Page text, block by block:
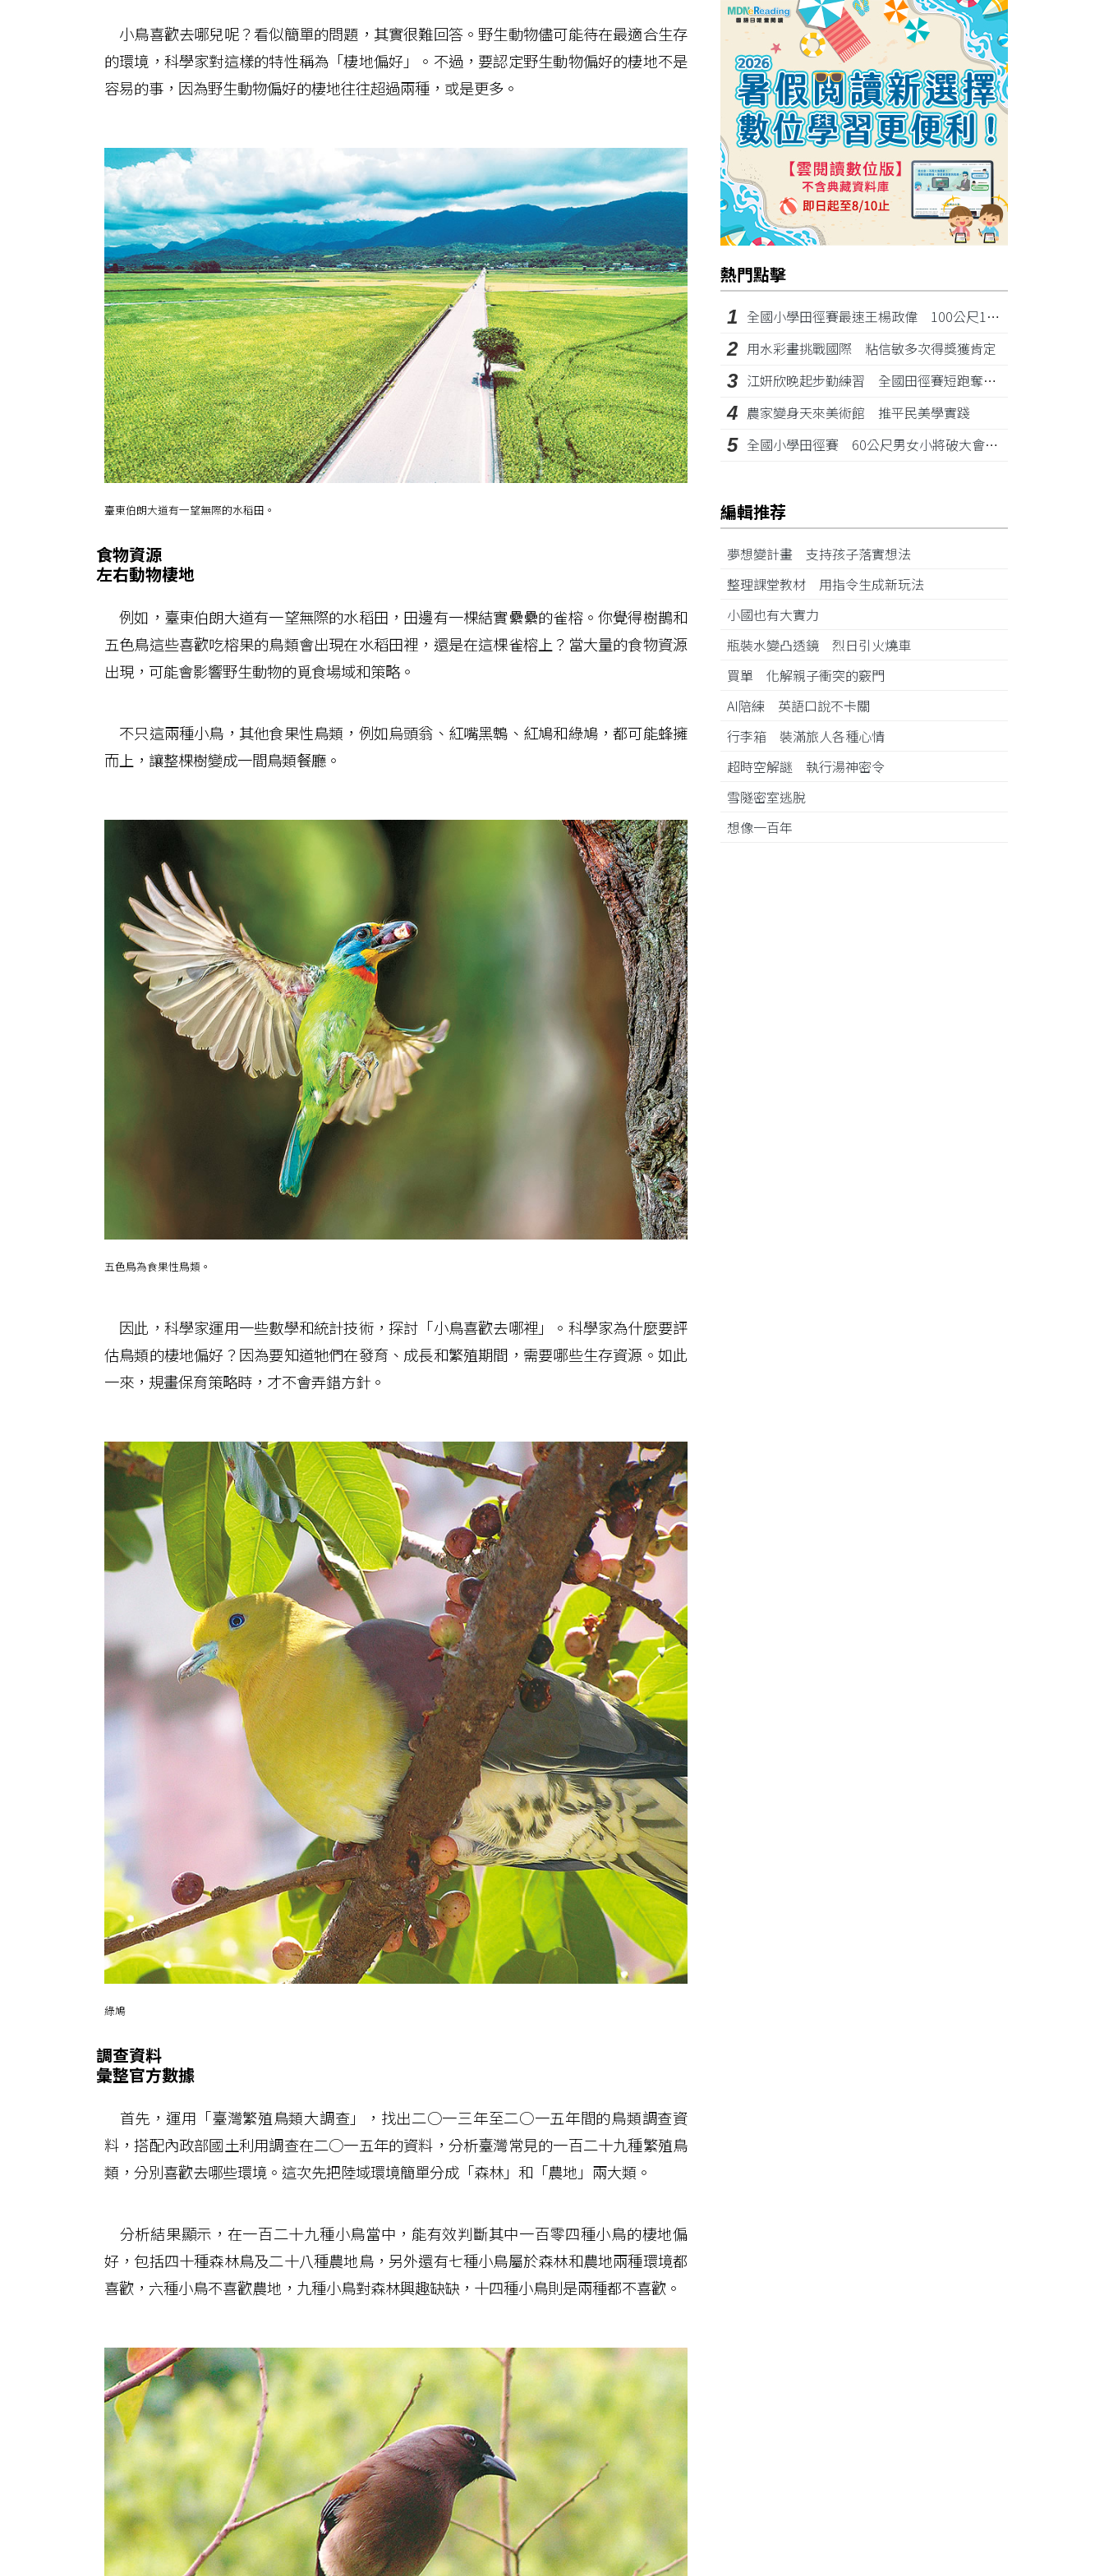
小鳥喜歡去哪兒呢？看似簡單的問題，其實很難回答。野生動物儘可能待在最適合生存
的環境，科學家對這樣的特性稱為「棲地偏好」。不過，要認定野生動物偏好的棲地不是
容易的事，因為野生動物偏好的棲地往往超過兩種，或是更多。
臺東伯朗大道有一望無際的水稻田。
食物資源
左右動物棲地
例如，臺東伯朗大道有一望無際的水稻田，田邊有一棵結實纍纍的雀榕。你覺得樹鵲和
五色鳥這些喜歡吃榕果的鳥類會出現在水稻田裡，還是在這棵雀榕上？當大量的食物資源
出現，可能會影響野生動物的覓食場域和策略。
不只這兩種小鳥，其他食果性鳥類，例如烏頭翁、紅嘴黑鵯、紅鳩和綠鳩，都可能蜂擁
而上，讓整棵樹變成一間鳥類餐廳。
五色鳥為食果性鳥類。
因此，科學家運用一些數學和統計技術，探討「小鳥喜歡去哪裡」。科學家為什麼要評
估鳥類的棲地偏好？因為要知道牠們在發育、成長和繁殖期間，需要哪些生存資源。如此
一來，規畫保育策略時，才不會弄錯方針。
綠鳩
調查資料
彙整官方數據
首先，運用「臺灣繁殖鳥類大調查」，找出二○一三年至二○一五年間的鳥類調查資
料，搭配內政部國土利用調查在二○一五年的資料，分析臺灣常見的一百二十九種繁殖鳥
類，分別喜歡去哪些環境。這次先把陸域環境簡單分成「森林」和「農地」兩大類。
分析結果顯示，在一百二十九種小鳥當中，能有效判斷其中一百零四種小鳥的棲地偏
好，包括四十種森林鳥及二十八種農地鳥，另外還有七種小鳥屬於森林和農地兩種環境都
喜歡，六種小鳥不喜歡農地，九種小鳥對森林興趣缺缺，十四種小鳥則是兩種都不喜歡。
熱門點擊
1 全國小學田徑賽最速王楊政偉 100公尺11秒87奪金
2 用水彩畫挑戰國際 粘信敏多次得獎獲肯定
3 江姸欣晚起步勤練習 全國田徑賽短跑奪金摘銅
4 農家變身天來美術館 推平民美學實踐
5 全國小學田徑賽 60公尺男女小將破大會紀錄
編輯推荐
夢想變計畫 支持孩子落實想法
整理課堂教材 用指令生成新玩法
小國也有大實力
瓶裝水變凸透鏡 烈日引火燒車
買單 化解親子衝突的竅門
AI陪練 英語口說不卡關
行李箱 裝滿旅人各種心情
超時空解謎 執行湯神密令
雪隧密室逃脫
想像一百年